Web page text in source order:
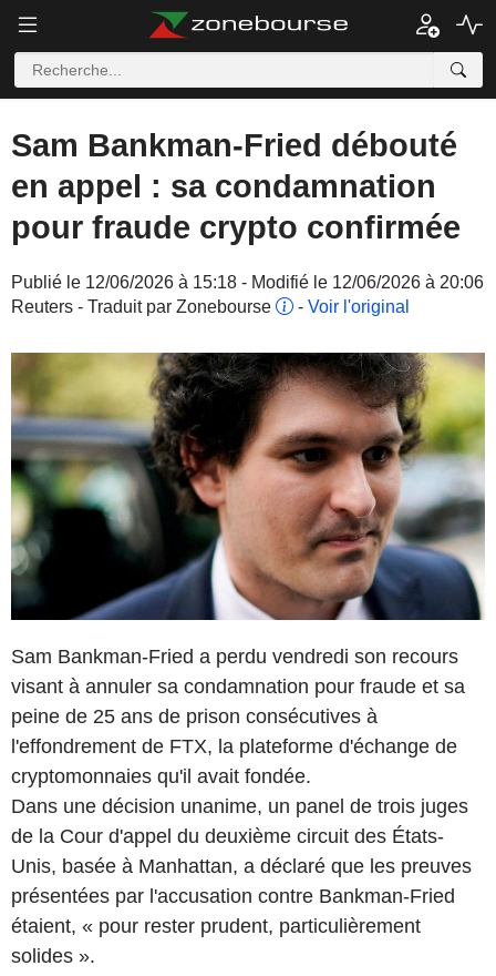
Sam Bankman-Fried débouté
en appel : sa condamnation
pour fraude crypto confirmée
Publié le 12/06/2026 à 15:18 - Modifié le 12/06/2026 à 20:06
Reuters - Traduit par Zonebourse
- Voir l'original
Sam Bankman-Fried a perdu vendredi son recours
visant à annuler sa condamnation pour fraude et sa
peine de 25 ans de prison consécutives à
l'effondrement de FTX, la plateforme d'échange de
cryptomonnaies qu'il avait fondée.
Dans une décision unanime, un panel de trois juges
de la Cour d'appel du deuxième circuit des États-
Unis, basée à Manhattan, a déclaré que les preuves
présentées par l'accusation contre Bankman-Fried
étaient, « pour rester prudent, particulièrement
solides ».